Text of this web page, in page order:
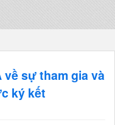
về sự tham gia và
ký kết